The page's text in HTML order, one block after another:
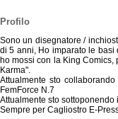
Profilo
Sono un disegnatore /
di 5 anni, Ho imparato le basi
ho mossi con la King
Karma".
Attualmente sto
FemForce N.7
Attualmente sto
Sempre per Cagliostro E-